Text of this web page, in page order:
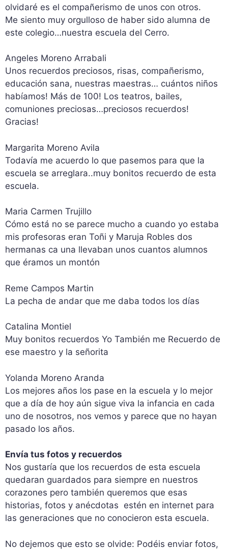
olvidaré es el compañerismo de unos con otros.
Me siento muy orgulloso de haber sido alumna de
este colegio…nuestra escuela del Cerro.
Angeles Moreno Arrabali
Unos recuerdos preciosos, risas, compañerismo,
educación sana, nuestras maestras… cuántos niños
habíamos! Más de 100! Los teatros, bailes,
comuniones preciosas…preciosos recuerdos!
Gracias!
Margarita Moreno Avila
Todavía me acuerdo lo que pasemos para que la
escuela se arreglara..muy bonitos recuerdo de esta
escuela.
Maria Carmen Trujillo
Cómo está no se parece mucho a cuando yo estaba
mis profesoras eran Toñi y Maruja Robles dos
hermanas ca una llevaban unos cuantos alumnos
que éramos un montón
Reme Campos Martin
La pecha de andar que me daba todos los días
Catalina Montiel
Muy bonitos recuerdos Yo También me Recuerdo de
ese maestro y la señorita
Yolanda Moreno Aranda
Los mejores años los pase en la escuela y lo mejor
que a día de hoy aún sigue viva la infancia en cada
uno de nosotros, nos vemos y parece que no hayan
pasado los años.
Envía tus fotos y recuerdos
Nos gustaría que los recuerdos de esta escuela
quedaran guardados para siempre en nuestros
corazones pero también queremos que esas
historias, fotos y anécdotas estén en internet para
las generaciones que no conocieron esta escuela.
No dejemos que esto se olvide: Podéis enviar fotos,